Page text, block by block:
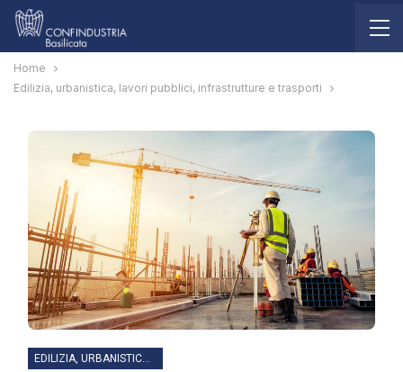
Home
Edilizia, urbanistica, lavori pubblici, infrastrutture e trasporti
EDILIZIA, URBANISTICA, LAVORI PUBBLICI, INFRASTRUTTURE E TRASPORTI